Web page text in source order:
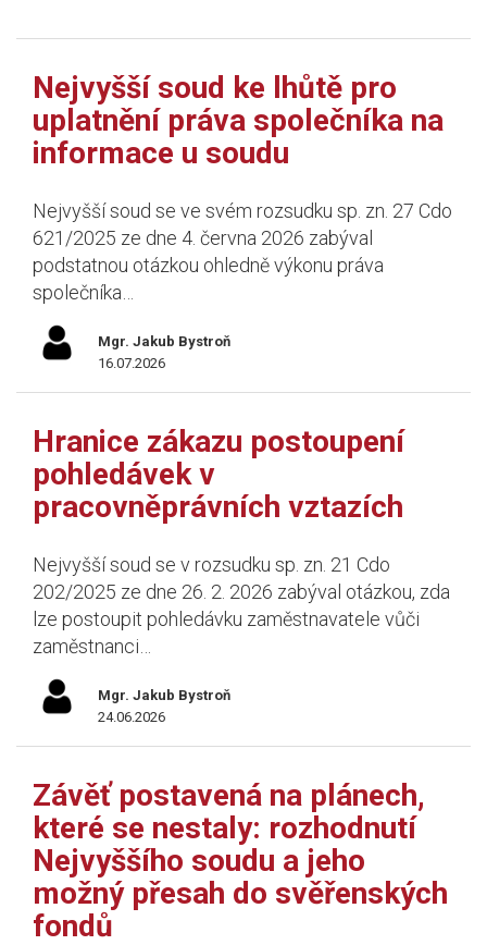
Nejvyšší soud ke lhůtě pro
uplatnění práva společníka na
informace u soudu
Nejvyšší soud se ve svém rozsudku sp. zn. 27 Cdo
621/2025 ze dne 4. června 2026 zabýval
podstatnou otázkou ohledně výkonu práva
společníka…
Mgr. Jakub Bystroň
16.07.2026
Hranice zákazu postoupení
pohledávek v
pracovněprávních vztazích
Nejvyšší soud se v rozsudku sp. zn. 21 Cdo
202/2025 ze dne 26. 2. 2026 zabýval otázkou, zda
lze postoupit pohledávku zaměstnavatele vůči
zaměstnanci…
Mgr. Jakub Bystroň
24.06.2026
Závěť postavená na plánech,
které se nestaly: rozhodnutí
Nejvyššího soudu a jeho
možný přesah do svěřenských
fondů